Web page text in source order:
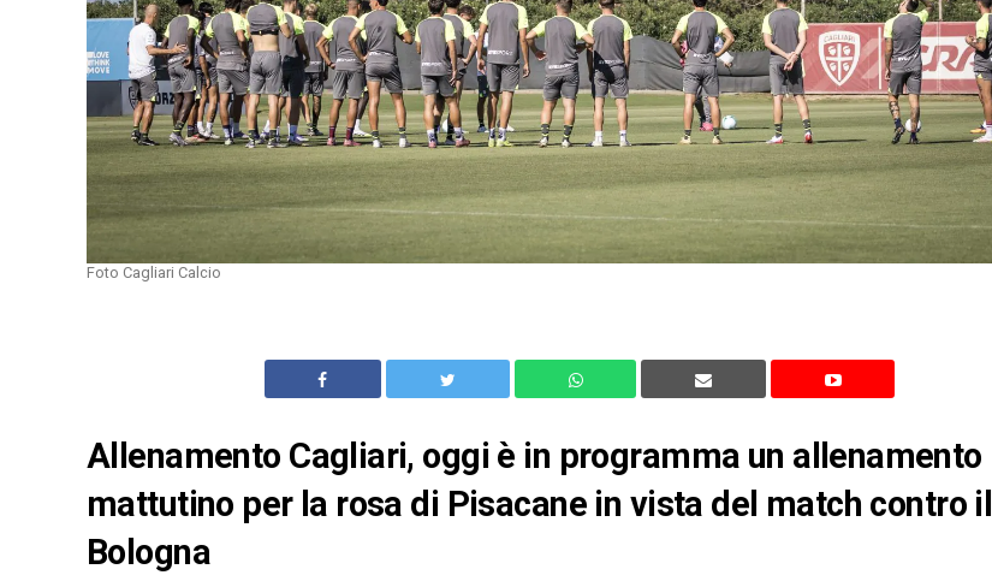
Foto Cagliari Calcio
Allenamento Cagliari, oggi è in programma un allenamento
mattutino per la rosa di Pisacane in vista del match contro il
Bologna